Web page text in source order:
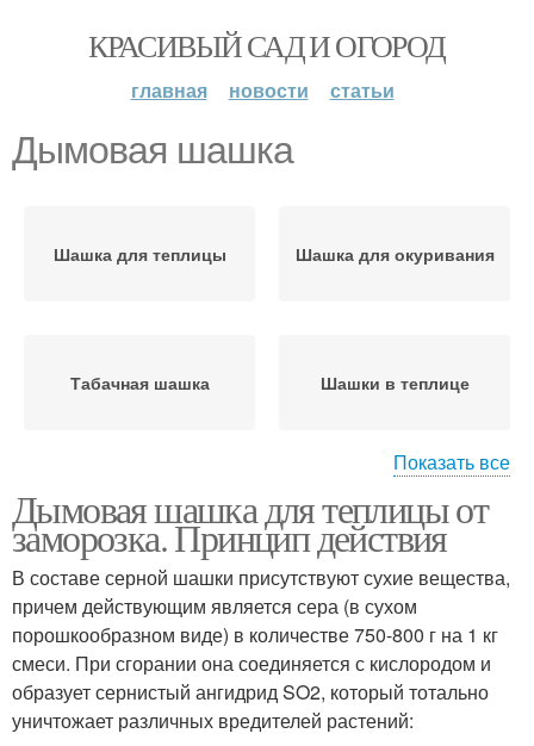
КРАСИВЫЙ САД И ОГОРОД
главная новости статьи
Дымовая шашка
Шашка для теплицы Шашка для окуривания
Табачная шашка Шашки в теплице
Дымовые шашки Шашки для окуривания
Военная шашка Шашка от комаров
Показать все
Дымовая шашка для теплицы от
заморозка. Принцип действия
В составе серной шашки присутствуют сухие вещества,
причем действующим является сера (в сухом
порошкообразном виде) в количестве 750-800 г на 1 кг
смеси. При сгорании она соединяется с кислородом и
образует сернистый ангидрид SO2, который тотально
уничтожает различных вредителей растений: